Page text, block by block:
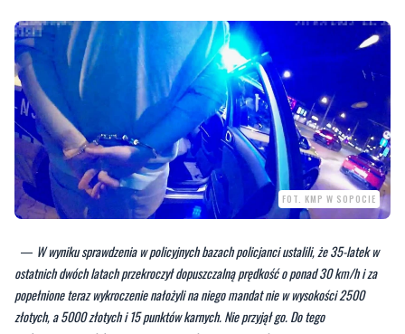
FOT. KMP W SOPOCIE
— W wyniku sprawdzenia w policyjnych bazach policjanci ustalili, że 35-latek w
ostatnich dwóch latach przekroczył dopuszczalną prędkość o ponad 30 km/h i za
złotych, a 5000 złotych i 15 punktów karnych. Nie przyjął go. Do tego
funkcjonariusze elektronicznie zatrzymali mu prawo jazdy— informujepodkom.
Lucyna Rekowska, oficer prasowy KMP w Sopocie
Ale to nie był koniec działań policjantów. Obserwując zachowanie kierowcy